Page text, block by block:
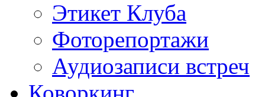
Этикет Клуба
Фоторепортажи
Аудиозаписи встреч